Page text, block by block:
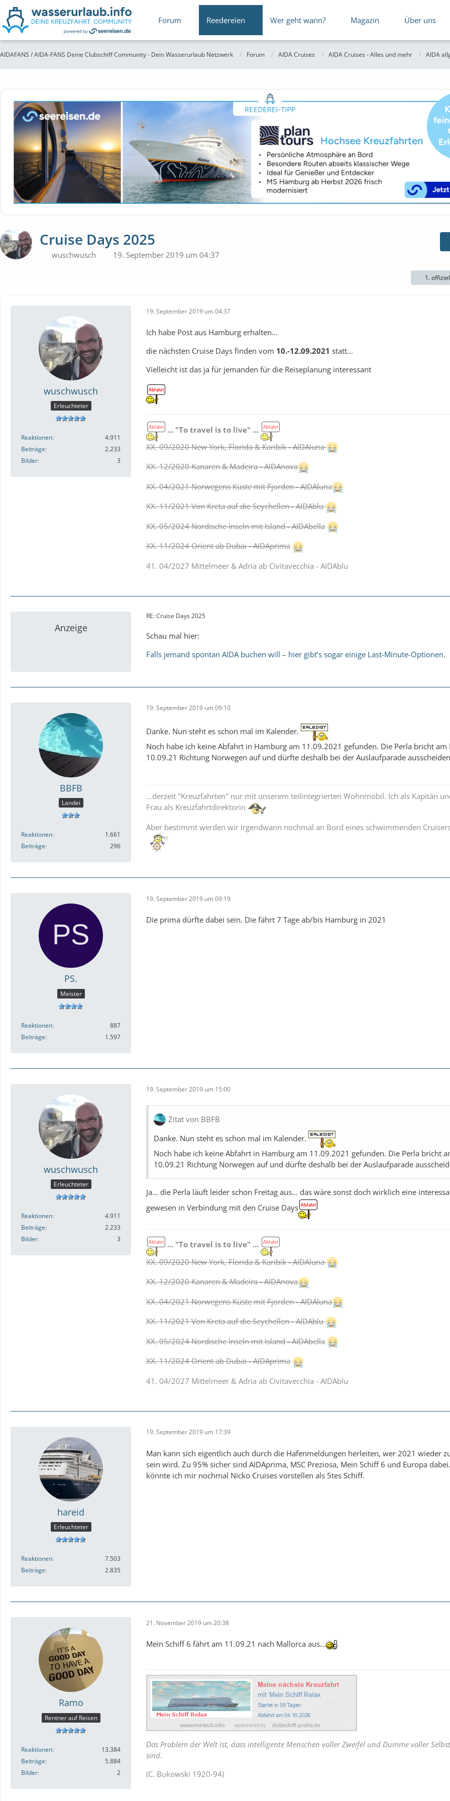
Forum Reedereien Wer geht wann? Magazin Über uns
AIDAFANS / AIDA-FANS Deine Clubschiff Community - Dein Wasserurlaub Netzwerk Forum AIDA Cruises AIDA Cruises - Alles und mehr AIDA
Cruise Days 2025
wuschwusch 19. September 2019 um 04:37
1.
wuschwusch
Erleuchteter
Reaktionen
4.911
Beiträge
2.233
Bilder
3
19. September 2019 um 04:37
Ich habe Post aus Hamburg erhalten...
die nächsten Cruise Days finden vom 10.-12.09.2021 statt...
Vielleicht ist das ja für jemanden für die Reiseplanung interessant
... "To travel is to live" ...
XX. 09/2020 New York, Florida & Karibik - AIDAluna
XX. 12/2020 Kanaren & Madeira - AIDAnova
XX. 04/2021 Norwegens Küste mit Fjorden - AIDAluna
XX. 11/2021 Von Kreta auf die Seychellen - AIDAblu
XX. 05/2024 Nordische Inseln mit Island - AIDAbella
XX. 11/2024 Orient ab Dubai - AIDAprima
41. 04/2027 Mittelmeer & Adria ab Civitavecchia - AIDAblu
Anzeige
RE: Cruise Days 2025
Schau mal hier:
Falls jemand spontan AIDA buchen will – hier gibt’s sogar einige Last-Minute-Optionen.
BBFB
Landei
Reaktionen
1.661
Beiträge
296
19. September 2019 um 09:10
Danke. Nun steht es schon mal im Kalender.
Noch habe ich keine Abfahrt in Hamburg am 11.09.2021 gefunden. Die Perla bricht am
10.09.21 Richtung Norwegen auf und dürfte deshalb bei der Auslaufparade
...derzeit "Kreuzfahrten" nur mit unserem teilintegrierten Wohnmobil. Ich als Kapitän
Frau als Kreuzfahrtdirektorin
Aber bestimmt werden wir irgendwann nochmal an Bord eines schwimmenden
PS.
Meister
Reaktionen
887
Beiträge
1.597
19. September 2019 um 09:19
Die prima dürfte dabei sein. Die fährt 7 Tage ab/bis Hamburg in 2021
wuschwusch
Erleuchteter
Reaktionen
4.911
Beiträge
2.233
Bilder
3
19. September 2019 um 15:00
Zitat von BBFB
Danke. Nun steht es schon mal im Kalender.
Noch habe ich keine Abfahrt in Hamburg am 11.09.2021 gefunden. Die Perla bricht
10.09.21 Richtung Norwegen auf und dürfte deshalb bei der Auslaufparade
Ja... die Perla läuft leider schon Freitag aus... das wäre sonst doch wirklich eine
gewesen in Verbindung mit den Cruise Days
... "To travel is to live" ...
XX. 09/2020 New York, Florida & Karibik - AIDAluna
XX. 12/2020 Kanaren & Madeira - AIDAnova
XX. 04/2021 Norwegens Küste mit Fjorden - AIDAluna
XX. 11/2021 Von Kreta auf die Seychellen - AIDAblu
XX. 05/2024 Nordische Inseln mit Island - AIDAbella
XX. 11/2024 Orient ab Dubai - AIDAprima
41. 04/2027 Mittelmeer & Adria ab Civitavecchia - AIDAblu
hareid
Erleuchteter
Reaktionen
7.503
Beiträge
2.835
19. September 2019 um 17:39
Man kann sich eigentlich auch durch die Hafenmeldungen herleiten, wer 2021 wieder
sein wird. Zu 95% sicher sind AIDAprima, MSC Preziosa, Mein Schiff 6 und Europa
könnte ich mir nochmal Nicko Cruises vorstellen als 5tes Schiff.
Ramo
Rentner auf Reisen
Reaktionen
13.384
Beiträge
5.884
Bilder
2
21. November 2019 um 20:38
Mein Schiff 6 fährt am 11.09.21 nach Mallorca aus...
Das Problem der Welt ist, dass intelligente Menschen voller Zweifel und Dumme voller
sind.
(C. Bukowski 1920-94)